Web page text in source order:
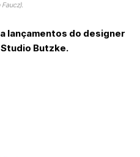
lançamentos do designer
Butzke.